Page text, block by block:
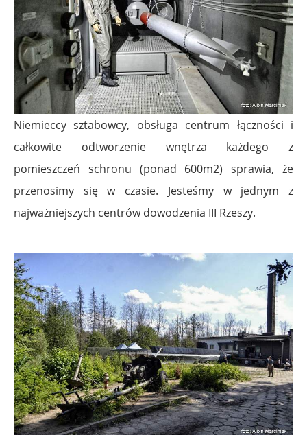
Niemieccy sztabowcy, obsługa centrum łączności i
całkowite odtworzenie wnętrza każdego z
pomieszczeń schronu (ponad 600m2) sprawia, że
przenosimy się w czasie. Jesteśmy w jednym z
najważniejszych centrów dowodzenia III Rzeszy.